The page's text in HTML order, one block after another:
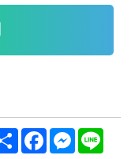
ShareFacebook